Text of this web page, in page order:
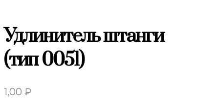
Удлинитель штанги
(тип 0051)
1,00 ₽